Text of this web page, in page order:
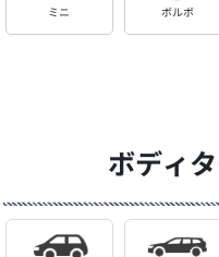
ミニ ボルボ
ボディ